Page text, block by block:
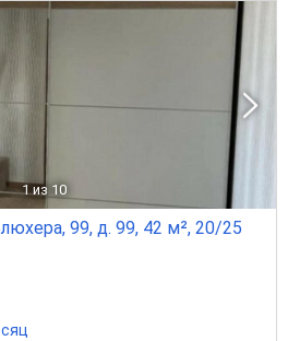
1 из 10
99, д. 99, 42 м², 20/25